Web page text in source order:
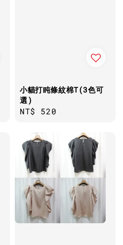
小貓打盹條紋棉T(3色可
選)
Regular
NT$ 520